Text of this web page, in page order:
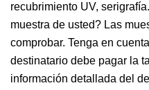
recubrimiento UV,
muestra de usted? Las
comprobar. Tenga en
destinatario debe pagar la
información detallada del